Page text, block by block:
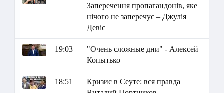
Заперечення пропагандонів, яке
нічого не заперечує – Джулія
Девіс
19:03
"Очень сложные дни" - Алексей
Копытько
18:51
Кризис в Сеуте: вся правда |